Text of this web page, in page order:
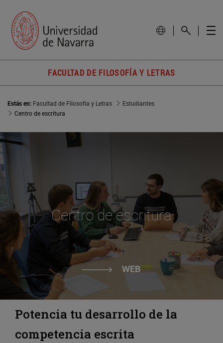
FACULTAD DE FILOSOFÍA Y LETRAS
Estás en: Facultad de Filosofía y Letras
Estudiantes
Centro de escritura
Centro de escritura
WEB
Potencia tu desarrollo de la
competencia escrita